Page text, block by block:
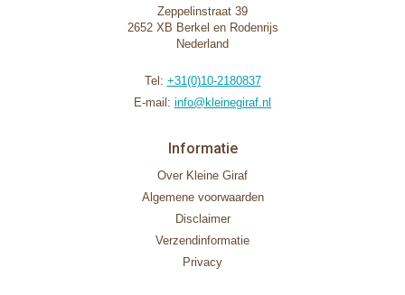
Zeppelinstraat 39
2652 XB Berkel en Rodenrijs
Nederland
Tel: +31(0)10-2180837
E-mail: info@kleinegiraf.nl
Informatie
Over Kleine Giraf
Algemene voorwaarden
Disclaimer
Verzendinformatie
Privacy